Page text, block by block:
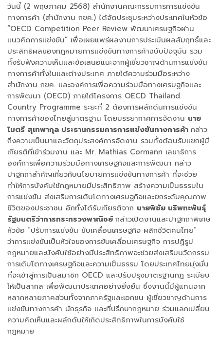
วันนี้ (2 พฤษภาคม 2568) สำนักงานคณะกรรมการการแข่งขัน
ทางการค้า (สำนักงาน กขค.) ได้จัดประชุมระหว่างประเทศในหัวข้อ
“OECD Competition Peer Review พัฒนาเศรษฐกิจผ่าน
แนวคิดการแข่งขัน” เพื่อเผยแพร่ผลงานการประเมินผลสัมฤทธิ์และ
ประสิทธิผลของกฎหมายการแข่งขันทางการค้าฉบับปัจจุบัน รวม
ทั้งรับฟังความเห็นและข้อเสนอแนะจากผู้เชี่ยวชาญด้านการแข่งขัน
ทางการค้าทั้งในและต่างประเทศ ภายใต้ความร่วมมือระหว่าง
สำนักงาน กขค. และองค์การเพื่อความร่วมมือทางเศรษฐกิจและ
การพัฒนา (OECD) ภายใต้โครงการ OECD Thailand
Country Programme ระยะที่ 2 ต้องการผลักดันการแข่งขัน
ทางการค้าของไทยสู่มาตรฐาน โดยบรรยากาศการจัดงาน นาย
ไมตรี สุเทพากุล ประธานกรรมการการแข่งขันทางการค้า กล่าว
ถึงความเป็นมาและวัตถุประสงค์การจัดงาน รวมทั้งต้อนรับแขกผู้มี
เกียรติที่เข้าร่วมงาน และ Mr. Mathias Cormann เลขาธิการ
องค์การเพื่อความร่วมมือทางเศรษฐกิจและการพัฒนา กล่าว
ปาฐกถาสำคัญเกี่ยวกับนโยบายการแข่งขันทางการค้า ที่จะช่วย
ทำให้การบังคับใช้กฎหมายมีประสิทธิภาพ สร้างความเป็นธรรมใน
การแข่งขัน ส่งเสริมการเติบโตทางเศรษฐกิจและยกระดับคุณภาพ
ชีวิตของประชาชน อีกทั้งได้รับเกียรติจาก นายพิชัย นริพทะพันธุ์
รัฐมนตรีว่าการกระทรวงพาณิชย์ กล่าวเปิดงานและปาฐกถาพิเศษ
หัวข้อ “ปรับการแข่งขัน ขับเคลื่อนเศรษฐกิจ ผลิกชีวิตคนไทย”
ว่าการแข่งขันเป็นหัวใจของการขับเคลื่อนเศรษฐกิจ การปฏิรูป
กฎหมายและบังคับใช้อย่างมีประสิทธิภาพจะช่วยส่งเสริมนวัตกรรม
การเติบโตทางเศรษฐกิจและความเป็นธรรม โดยประเทศไทยมุ่งมั่น
ที่จะเข้าสู่การเป็นสมาชิก OECD และปรับปรุงมาตรฐานกฎ ระเบียบ
ให้เป็นสากล เพื่อพัฒนาประเทศอย่างยั่งยืน ซึ่งงานนี้มีผู้แทนจาก
หลากหลายภาคส่วนทั้งจากภาครัฐและเอกชน ผู้เชี่ยวชาญด้านการ
แข่งขันทางการค้า นักธุรกิจ และที่ปรึกษากฎหมาย ร่วมแลกเปลี่ยน
ความคิดเห็นและผลักดันให้เกิดประสิทธิภาพในการบังคับใช้
กฎหมาย